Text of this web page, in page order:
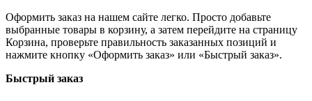
Оформить заказ на нашем сайте легко. Просто добавьте
выбранные товары в корзину, а затем перейдите на страницу
Корзина, проверьте правильность заказанных позиций и
нажмите кнопку «Оформить заказ» или «Быстрый заказ».
Быстрый заказ